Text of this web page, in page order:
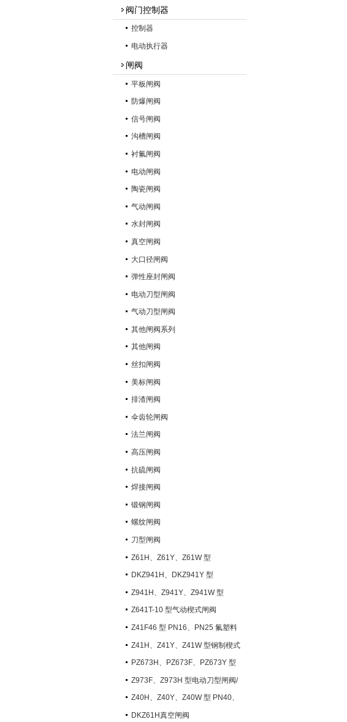
阀门控制器
控制器
电动执行器
闸阀
平板闸阀
防爆闸阀
信号闸阀
沟槽闸阀
衬氟闸阀
电动闸阀
陶瓷闸阀
气动闸阀
水封闸阀
真空闸阀
大口径闸阀
弹性座封闸阀
电动刀型闸阀
气动刀型闸阀
其他闸阀系列
其他闸阀
丝扣闸阀
美标闸阀
排渣闸阀
伞齿轮闸阀
法兰闸阀
高压闸阀
抗硫闸阀
焊接闸阀
锻钢闸阀
螺纹闸阀
刀型闸阀
Z61H、Z61Y、Z61W 型
PN100~PN160 承插焊楔式闸阀
DKZ941H、DKZ941Y 型
PN10~PN100 钢制真空闸阀
Z941H、Z941Y、Z941W 型
PN100~PN200 钢制电动楔式闸阀
Z641T-10 型气动楔式闸阀
Z41F46 型 PN16、PN25 氟塑料
衬里楔式闸阀
Z41H、Z41Y、Z41W 型钢制楔式
闸阀PZ673H、PZ673F、PZ673Y 型
气动刀型闸阀/刀闸阀
Z973F、Z973H 型电动刀型闸阀/
刀闸阀
Z40H、Z40Y、Z40W 型 PN40、
PN63 钢制楔式闸阀
DKZ61H真空闸阀